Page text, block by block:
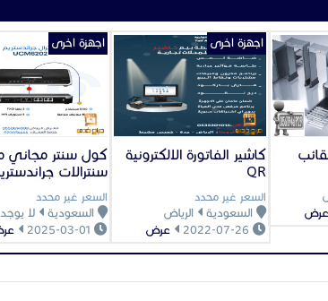
عرض
كاشير الفاتورة الالكترونية
QR
السعر غير محدد
السعودية
الرياض
2022-07-26
عرض
اجهزة اخرى
كول سنتر مجاني
سنترالات
السعر غير محدد
السعودية
لا يوجد
2025-03-01
اجهزة اخرى